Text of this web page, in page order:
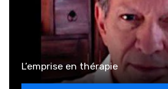
L’emprise en thérapie